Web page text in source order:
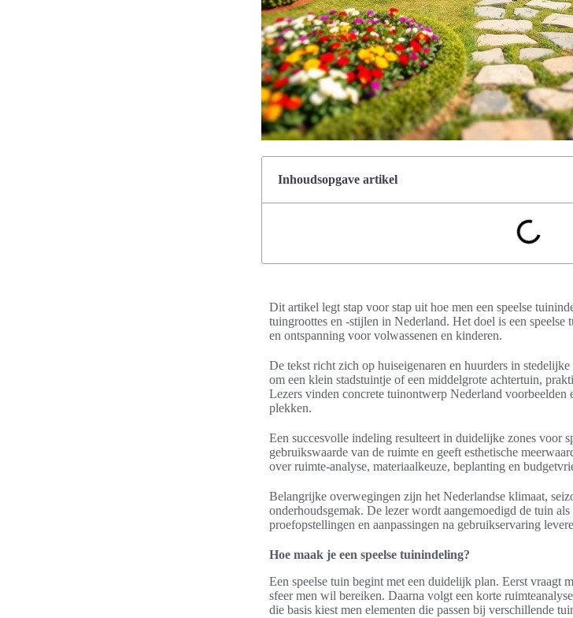
Inhoudsopgave artikel
Dit artikel legt stap voor stap uit hoe men een speelse
tuingroottes en -stijlen in Nederland. Het doel is een
en ontspanning voor volwassenen en kinderen.
De tekst richt zich op huiseigenaren en huurders in
om een klein stadstuintje of een middelgrote achtertuin,
Lezers vinden concrete tuinontwerp Nederland
plekken.
Een succesvolle indeling resulteert in duidelijke zones voor
gebruikswaarde van de ruimte en geeft esthetische
over ruimte-analyse, materiaalkeuze, beplanting en
Belangrijke overwegingen zijn het Nederlandse klimaat,
onderhoudsgemak. De lezer wordt aangemoedigd de tuin
proefopstellingen en aanpassingen na gebruikservaring
Hoe maak je een speelse tuinindeling?
Een speelse tuin begint met een duidelijk plan. Eerst vraagt
sfeer men wil bereiken. Daarna volgt een korte
die basis kiest men elementen die passen bij verschillende